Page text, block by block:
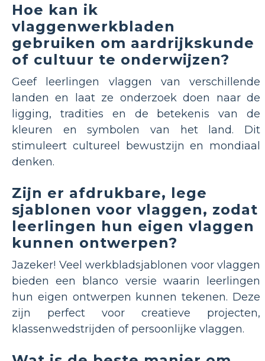
Hoe kan ik
vlaggenwerkbladen
gebruiken om aardrijkskunde
of cultuur te onderwijzen?
Geef leerlingen vlaggen van verschillende
landen en laat ze onderzoek doen naar de
ligging, tradities en de betekenis van de
kleuren en symbolen van het land. Dit
stimuleert cultureel bewustzijn en mondiaal
denken.
Zijn er afdrukbare, lege
sjablonen voor vlaggen, zodat
leerlingen hun eigen vlaggen
kunnen ontwerpen?
Jazeker! Veel werkbladsjablonen voor vlaggen
bieden een blanco versie waarin leerlingen
hun eigen ontwerpen kunnen tekenen. Deze
zijn perfect voor creatieve projecten,
klassenwedstrijden of persoonlijke vlaggen.